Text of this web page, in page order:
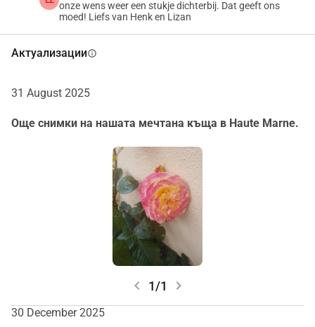
onze wens weer een stukje dichterbij. Dat geeft ons
moed! Liefs van Henk en Lizan
Актуализацииinfo
31 August 2025
Още снимки на нашата мечтана къща в Haute Marne.
chevron_left 1/1 chevron_right
30 December 2025